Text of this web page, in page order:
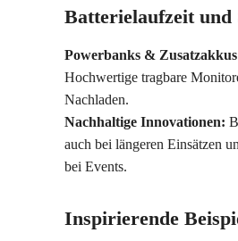
Batterielaufzeit und
Powerbanks &
Hochwertige tragbare
Nachladen.
Nachhaltige Innovationen:
auch bei längeren Einsätzen
bei Events.
Inspirierende